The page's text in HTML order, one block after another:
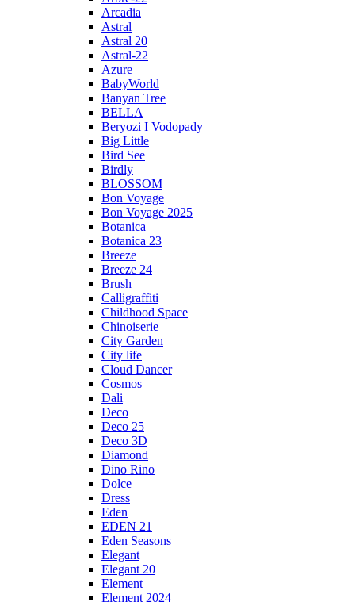
Arcadia
Astral
Astral 20
Astral-22
Azure
BabyWorld
Banyan Tree
BELLA
Beryozi I Vodopady
Big Little
Bird See
Birdly
BLOSSOM
Bon Voyage
Bon Voyage 2025
Botanica
Botanica 23
Breeze
Breeze 24
Brush
Calligraffiti
Childhood Space
Chinoiserie
City Garden
City life
Cloud Dancer
Cosmos
Dali
Deco
Deco 25
Deco 3D
Diamond
Dino Rino
Dolce
Dress
Eden
EDEN 21
Eden Seasons
Elegant
Elegant 20
Element
Element 2024